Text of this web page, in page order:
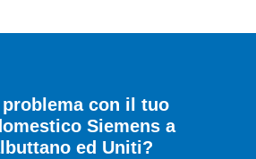
problema con il tuo
Siemens a
ed Uniti?